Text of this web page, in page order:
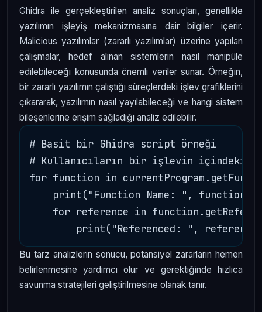
Ghidra ile gerçekleştirilen analiz sonuçları, genellikle
yazılımın işleyiş mekanizmasına dair bilgiler içerir.
Malicious yazılımlar (zararlı yazılımlar) üzerine yapılan
çalışmalar, hedef alınan sistemlerin nasıl manipüle
edilebileceği konusunda önemli veriler sunar. Örneğin,
bir zararlı yazılımın çalıştığı süreçlerdeki işlev grafiklerini
çıkararak, yazılımın nasıl yayılabileceği ve hangi sistem
bileşenlerine erişim sağladığı analiz edilebilir.
# Basit bir Ghidra script örneği
# Kullanıcıların bir işlevin içindeki
for function in
print("Function Name: ",
for reference in
Bu tarz analizlerin sonucu, potansiyel zararların hemen
belirlenmesine yardımcı olur ve gerektiğinde hızlıca
savunma stratejileri geliştirilmesine olanak tanır.